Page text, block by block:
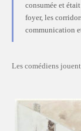
consumée et
foyer, les
communication
Les comédiens